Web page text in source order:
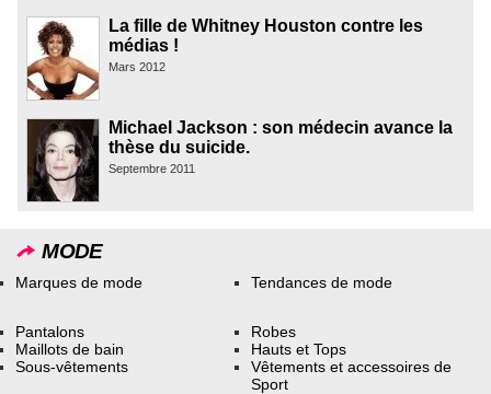
La fille de Whitney Houston contre les
médias !
Mars 2012
Michael Jackson : son médecin avance la
thèse du suicide.
Septembre 2011
MODE
Marques de mode Tendances de mode
Pantalons
Maillots de bain
Sous-vêtements
Robes
Hauts et Tops
Vêtements et accessoires de
Sport